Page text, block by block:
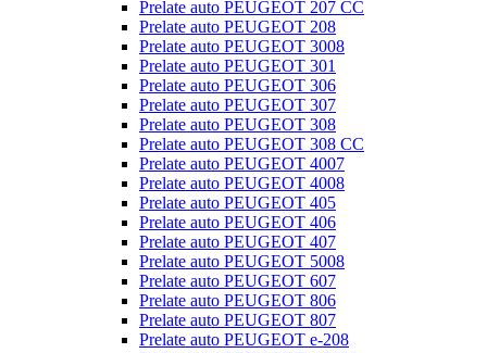
Prelate auto PEUGEOT 207 CC
Prelate auto PEUGEOT 208
Prelate auto PEUGEOT 3008
Prelate auto PEUGEOT 301
Prelate auto PEUGEOT 306
Prelate auto PEUGEOT 307
Prelate auto PEUGEOT 308
Prelate auto PEUGEOT 308 CC
Prelate auto PEUGEOT 4007
Prelate auto PEUGEOT 4008
Prelate auto PEUGEOT 405
Prelate auto PEUGEOT 406
Prelate auto PEUGEOT 407
Prelate auto PEUGEOT 5008
Prelate auto PEUGEOT 607
Prelate auto PEUGEOT 806
Prelate auto PEUGEOT 807
Prelate auto PEUGEOT e-208